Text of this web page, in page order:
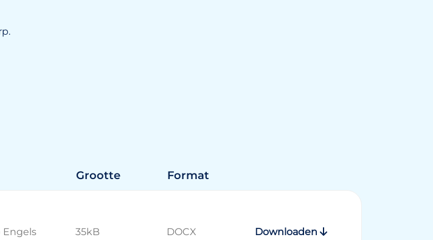
Grootte Format
35kB DOCX Downloaden